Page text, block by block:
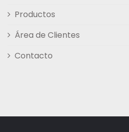
Productos
Área de Clientes
Contacto